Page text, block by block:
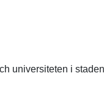
universiteten i